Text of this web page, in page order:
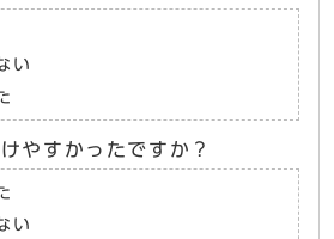
い
やすかったですか？
い